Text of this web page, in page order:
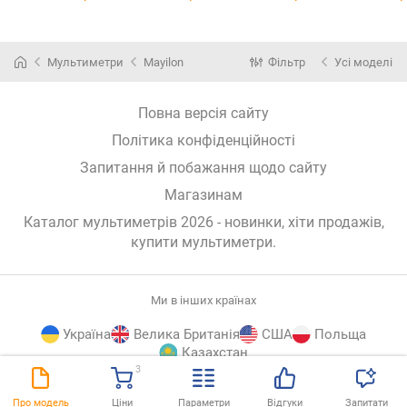
Про модель Ціни
3
Параметри Відгуки Запитати
Мультиметри Mayilon Фільтр Усі моделі
Повна версія сайту
Політика конфіденційності
Запитання й побажання щодо сайту
Магазинам
Каталог мультиметрів 2026 - новинки, хіти продажів,
купити мультиметри.
Ми в інших країнах
Україна Велика Британія США
Польща
Казахстан
© E-Katalog, 2026 ВГОРУ